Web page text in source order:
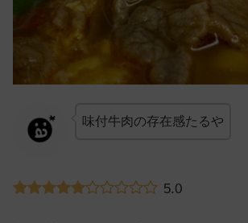
味付牛肉の存在感たるや
5.0